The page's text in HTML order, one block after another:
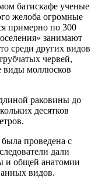
батискафе ученые
желоба огромные
примерно по 300
занимают
среди других видов
червей,
виды моллюсков
раковины до
десятков
проведена с
дали
и общей анатомии
видов.